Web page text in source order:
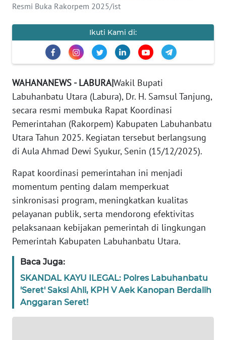
Resmi Buka Rakorpem 2025/ist
Ikuti Kami di:
WAHANANEWS - LABURA|Wakil Bupati
Labuhanbatu Utara (Labura), Dr. H. Samsul Tanjung,
secara resmi membuka Rapat Koordinasi
Pemerintahan (Rakorpem) Kabupaten Labuhanbatu
Utara Tahun 2025. Kegiatan tersebut berlangsung
di Aula Ahmad Dewi Syukur, Senin (15/12/2025).
Rapat koordinasi pemerintahan ini menjadi
momentum penting dalam memperkuat
sinkronisasi program, meningkatkan kualitas
pelayanan publik, serta mendorong efektivitas
pelaksanaan kebijakan pemerintah di lingkungan
Pemerintah Kabupaten Labuhanbatu Utara.
Baca Juga:
SKANDAL KAYU ILEGAL: Polres Labuhanbatu
'Seret' Saksi Ahli, KPH V Aek Kanopan Berdalih
Anggaran Seret!
IKLAN
KAMI
PEDOMAN
MEDIA
SIBER
REDAKSI
DISCLAIMER
Wahana
News
Regional
WN
SUMUT
WN